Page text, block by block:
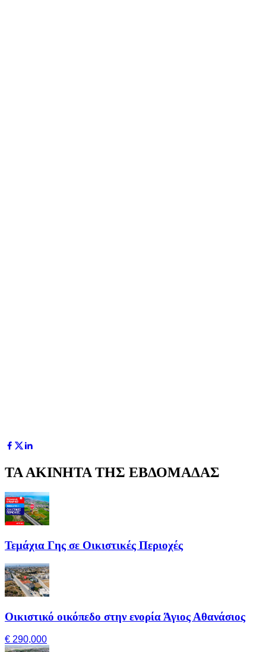
ΤΑ ΑΚΙΝΗΤΑ ΤΗΣ ΕΒΔΟΜΑΔΑΣ
Τεμάχια Γης σε Οικιστικές Περιοχές
Οικιστικό οικόπεδο στην ενορία Άγιος Αθανάσιος
€ 290,000